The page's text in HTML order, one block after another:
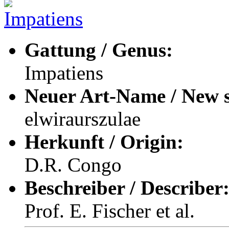
Gattung / Genus:
Impatiens
Neuer Art-Name / New
elwiraurszulae
Herkunft / Origin:
D.R. Congo
Beschreiber / Describer:
Prof. E. Fischer et al.